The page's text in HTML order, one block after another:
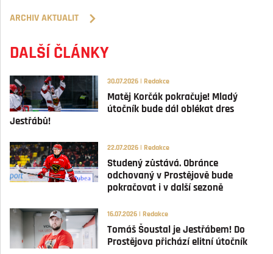
ARCHIV AKTUALIT
DALŠÍ ČLÁNKY
30.07.2026 | Redakce
Matěj Korčák pokračuje! Mladý
útočník bude dál oblékat dres
Jestřábů!
22.07.2026 | Redakce
Studený zůstává. Obránce
odchovaný v Prostějově bude
pokračovat i v další sezoně
16.07.2026 | Redakce
Tomáš Šoustal je Jestřábem! Do
Prostějova přichází elitní útočník